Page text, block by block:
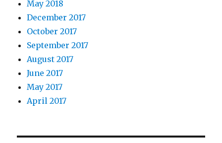
May 2018
December 2017
October 2017
September 2017
August 2017
June 2017
May 2017
April 2017